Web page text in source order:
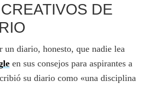
DE
un diario, honesto, que nadie lea
en sus consejos para aspirantes a
su diario como «una disciplina